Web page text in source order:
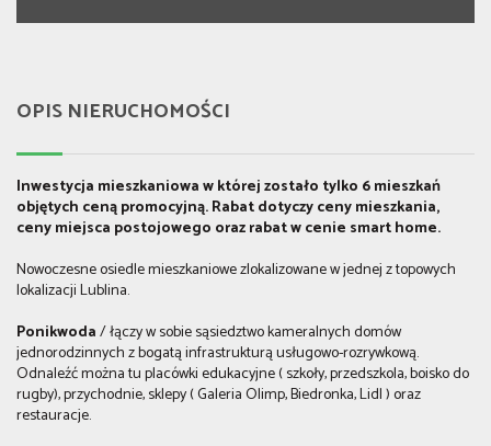
OPIS NIERUCHOMOŚCI
Inwestycja mieszkaniowa w której zostało tylko 6 mieszkań
objętych ceną promocyjną. Rabat dotyczy ceny mieszkania,
ceny miejsca postojowego oraz rabat w cenie smart home.
Nowoczesne osiedle mieszkaniowe zlokalizowane w jednej z topowych
lokalizacji Lublina.
Ponikwoda/ łączy w sobie sąsiedztwo kameralnych domów
jednorodzinnych z bogatą infrastrukturą usługowo-rozrywkową.
Odnaleźć można tu placówki edukacyjne ( szkoły, przedszkola, boisko do
rugby), przychodnie, sklepy ( Galeria Olimp, Biedronka, Lidl ) oraz
restauracje.